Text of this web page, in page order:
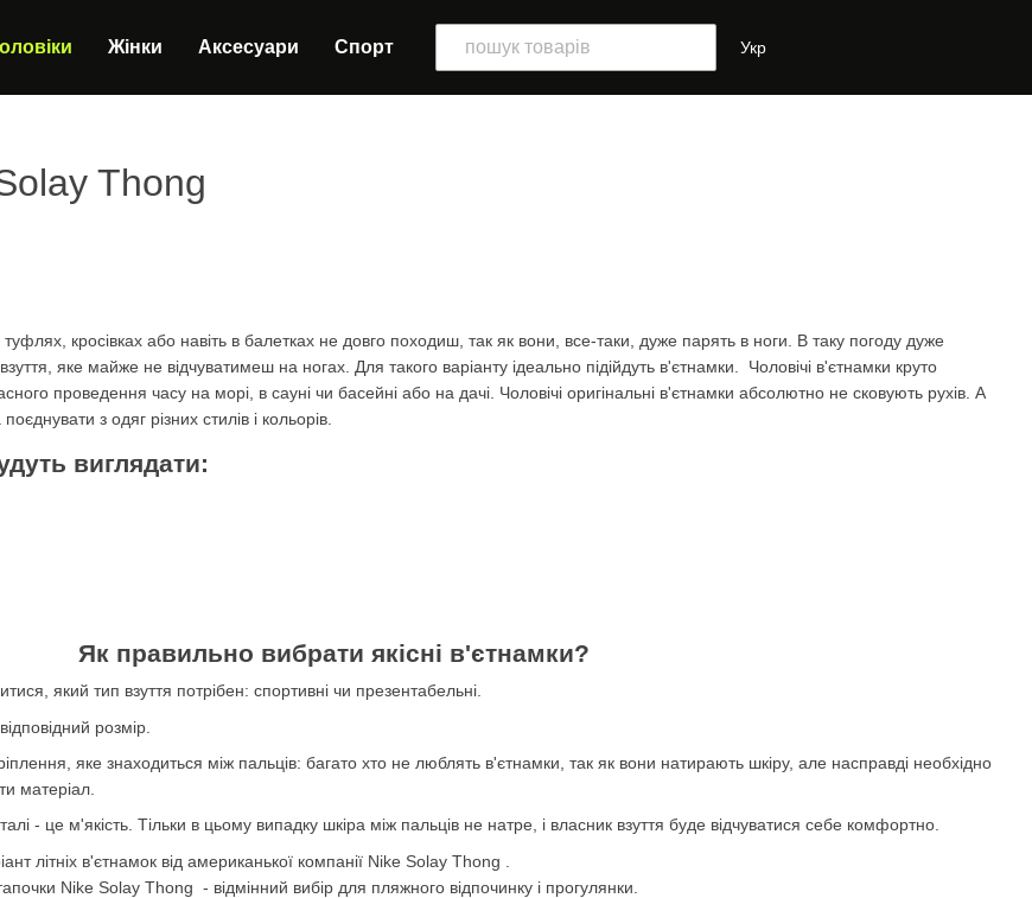
Жінки Аксесуари Спорт Укр
Thong
кросівках або навіть в балетках не довго походиш, так як вони, все-таки, дуже парять в ноги. В таку погоду дуже
яке майже не відчуватимеш на ногах. Для такого варіанту ідеально підійдуть в'єтнамки. Чоловічі в'єтнамки круто
проведення часу на морі, в сауні чи басейні або на дачі. Чоловічі оригінальні в'єтнамки абсолютно не сковують рухів. А
з одяг різних стилів і кольорів.
виглядати:
Як правильно вибрати якісні в'єтнамки?
який тип взуття потрібен: спортивні чи презентабельні.
розмір.
яке знаходиться між пальців: багато хто не люблять в'єтнамки, так як вони натирають шкіру, але насправді необхідно
матеріал.
- це м'якість. Тільки в цьому випадку шкіра між пальців не натре, і власник взуття буде відчуватися себе комфортно.
літніх в'єтнамок від американької компанії Nike Solay Thong .
Nike Solay Thong - відмінний вибір для пляжного відпочинку і прогулянки.